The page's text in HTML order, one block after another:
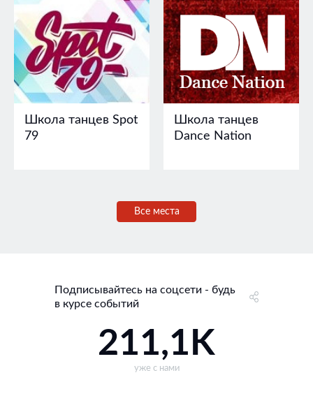
Школа танцев Spot
79
Школа танцев
Dance Nation
Все места
Подписывайтесь на соцсети - будь
в курсе событий
211,1K
уже с нами